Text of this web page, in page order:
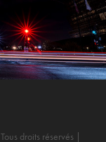
droits réservés |